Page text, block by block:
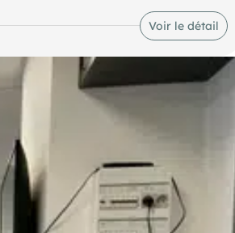
autoroutier - En parfait
Borne de recharge SEMOB Zenith
Voir le détail